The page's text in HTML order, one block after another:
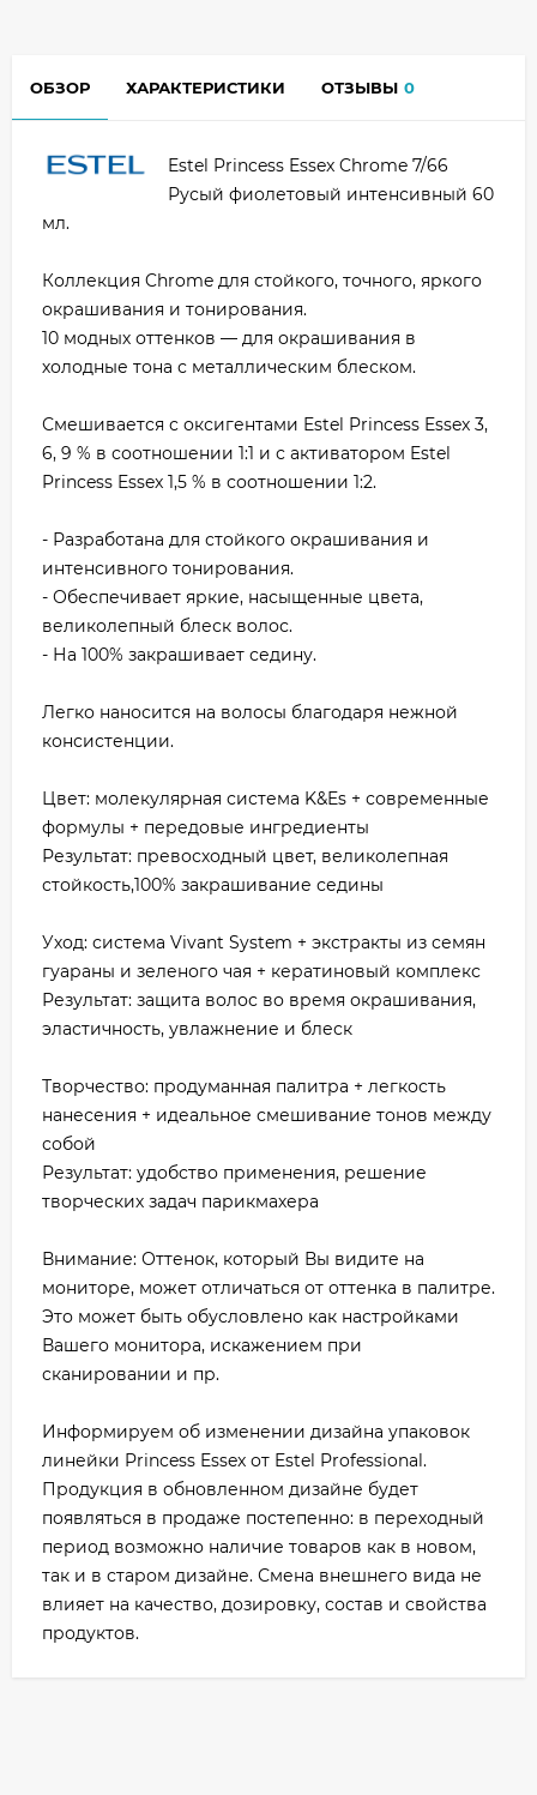
ОБЗОР ХАРАКТЕРИСТИКИ ОТЗЫВЫ 0
Estel Princess Essex Chrome 7/66
Русый фиолетовый интенсивный 60
мл.
Коллекция Chrome для стойкого, точного, яркого
окрашивания и тонирования.
10 модных оттенков — для окрашивания в
холодные тона с металлическим блеском.
Смешивается с оксигентами Estel Princess Essex 3,
6, 9 % в соотношении 1:1 и с активатором Estel
Princess Essex 1,5 % в соотношении 1:2.
- Разработана для стойкого окрашивания и
интенсивного тонирования.
- Обеспечивает яркие, насыщенные цвета,
великолепный блеск волос.
- На 100% закрашивает седину.
Легко наносится на волосы благодаря нежной
консистенции.
Цвет: молекулярная система K&Es + современные
формулы + передовые ингредиенты
Результат: превосходный цвет, великолепная
стойкость,100% закрашивание седины
Уход: система Vivant System + экстракты из семян
гуараны и зеленого чая + кератиновый комплекс
Результат: защита волос во время окрашивания,
эластичность, увлажнение и блеск
Творчество: продуманная палитра + легкость
нанесения + идеальное смешивание тонов между
собой
Результат: удобство применения, решение
творческих задач парикмахера
Внимание: Оттенок, который Вы видите на
мониторе, может отличаться от оттенка в палитре.
Это может быть обусловлено как настройками
Вашего монитора, искажением при
сканировании и пр.
Информируем об изменении дизайна упаковок
линейки Princess Essex от Estel Professional.
Продукция в обновленном дизайне будет
появляться в продаже постепенно: в переходный
период возможно наличие товаров как в новом,
так и в старом дизайне. Смена внешнего вида не
влияет на качество, дозировку, состав и свойства
продуктов.